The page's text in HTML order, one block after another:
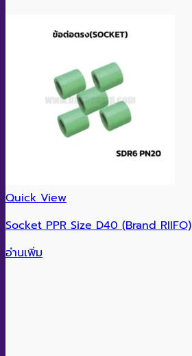
Quick View
Socket PPR Size D40 (Brand RIIFO)
อ่านเพิ่ม